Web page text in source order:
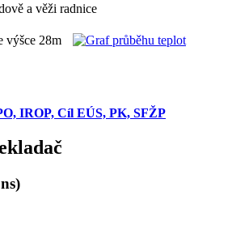
a věži radnice
IROP, Cíl EÚS, PK, SFŽP